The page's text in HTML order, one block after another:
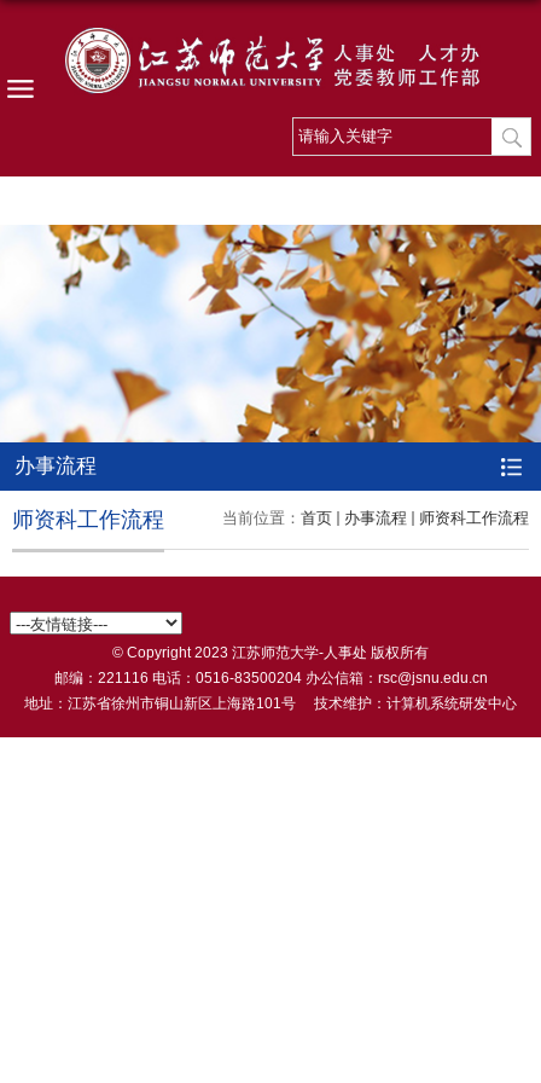
办事流程
当前位置： 首页 办事流程 师资科工作流程
师资科工作流程
© Copyright 2023 江苏师范大学-人事处 版权所有
邮编：221116 电话：0516-83500204 办公信箱：rsc@jsnu.edu.cn
地址：江苏省徐州市铜山新区上海路101号 技术维护：计算机系统研发中心